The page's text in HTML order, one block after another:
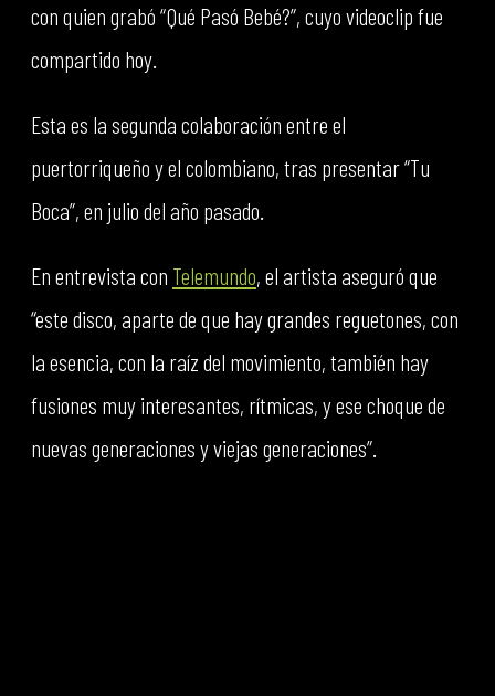
con quien grabó “Qué Pasó Bebé?”, cuyo videoclip fue
compartido hoy.
Esta es la segunda colaboración entre el
puertorriqueño y el colombiano, tras presentar “Tu
Boca”, en julio del año pasado.
En entrevista con Telemundo, el artista aseguró que
“este disco, aparte de que hay grandes reguetones, con
la esencia, con la raíz del movimiento, también hay
fusiones muy interesantes, rítmicas, y ese choque de
nuevas generaciones y viejas generaciones”.